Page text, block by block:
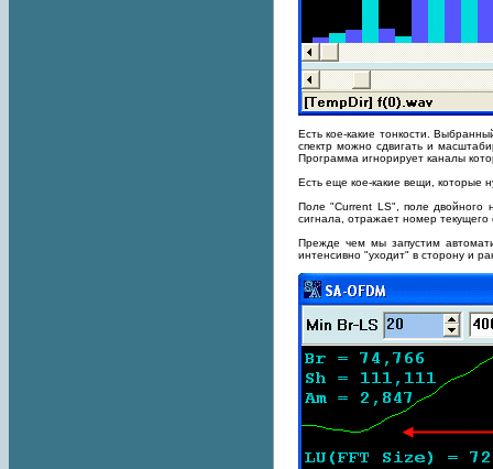
Есть кое-какие тонкости.
спектр можно сдвигать и
Программа игнорирует каналы
Есть еще кое-какие вещи, которые
Поле "Current LS", поле двойного
сигнала, отражает номер текущего
Прежде чем мы запустим
интенсивно "уходит" в сторону и